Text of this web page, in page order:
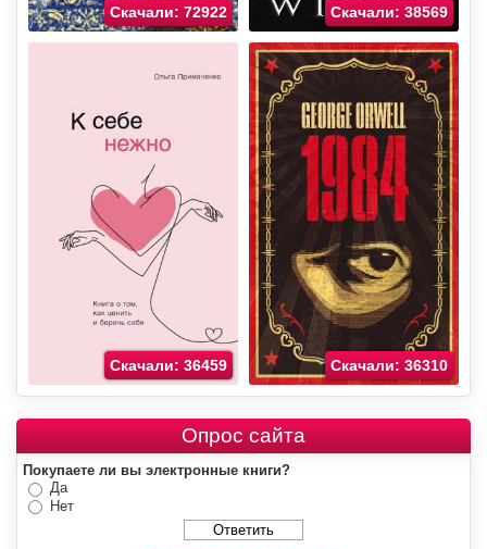
Скачали: 72922 Скачали: 38569
Скачали: 36459 Скачали: 36310
Опрос сайта
Покупаете ли вы электронные книги?
Да
Нет